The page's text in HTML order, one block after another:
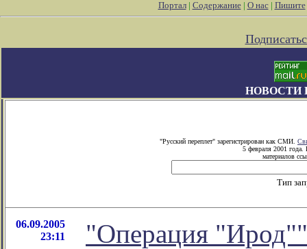
Портал| Содержание| О нас| Пишите
НОВОСТИ
"Русский переплет" зарегистрирован как СМИ.
5 февраля 2001 года.
материалов
Тип
06.09.2005
23:11
"Операция